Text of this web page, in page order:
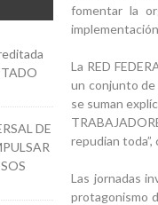
fomentar la
La RED
un conjunto
se suman
repudian
Las jornadas
protagonismo
DE